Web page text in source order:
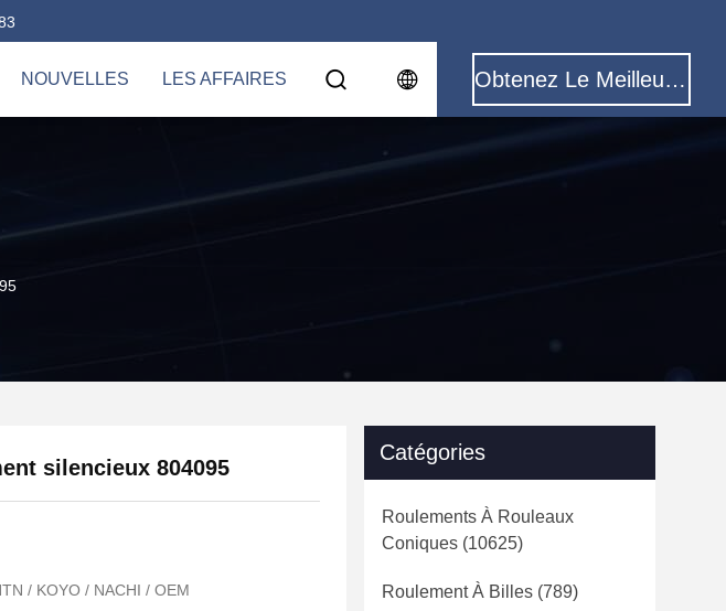
NOUVELLES LES AFFAIRES Obtenez Le Meilleur Prix
silencieux 804095
/ KOYO / NACHI / OEM
Catégories
Roulements À Rouleaux
Coniques (10625)
Roulement À Billes (789)